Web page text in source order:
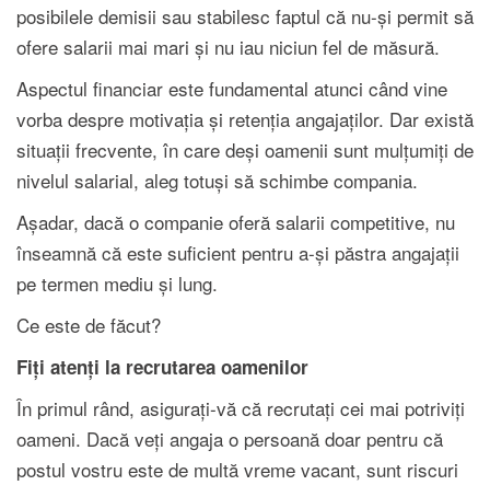
posibilele demisii sau stabilesc faptul că nu-și permit să
ofere salarii mai mari și nu iau niciun fel de măsură.
Aspectul financiar este fundamental atunci când vine
vorba despre motivația și retenția angajaților. Dar există
situații frecvente, în care deși oamenii sunt mulțumiți de
nivelul salarial, aleg totuși să schimbe compania.
Așadar, dacă o companie oferă salarii competitive, nu
înseamnă că este suficient pentru a-și păstra angajații
pe termen mediu și lung.
Ce este de făcut?
Fiți atenți la recrutarea oamenilor
În primul rând, asigurați-vă că recrutați cei mai potriviți
oameni. Dacă veți angaja o persoană doar pentru că
postul vostru este de multă vreme vacant, sunt riscuri